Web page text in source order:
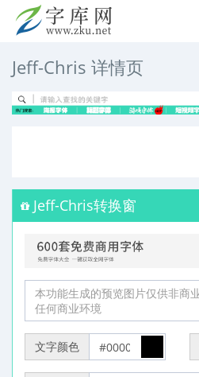
Jeff-Chris 详情页
Jeff-Chris转换窗
文字颜色